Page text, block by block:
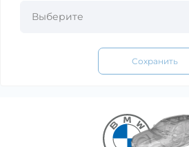
Сохранить